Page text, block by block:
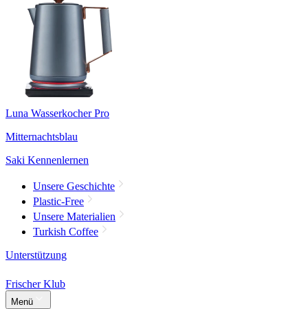
Luna Wasserkocher Pro
Mitternachtsblau
Saki Kennenlernen
Unsere Geschichte
Plastic-Free
Unsere Materialien
Turkish Coffee
Unterstützung
Frischer Klub
Menü